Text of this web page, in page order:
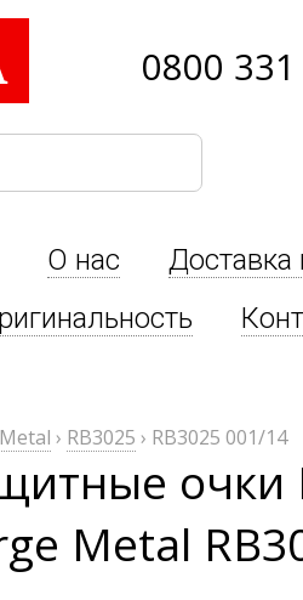
0800
О нас
Доставка
› RB3025 › RB3025 001/14
очки
Metal